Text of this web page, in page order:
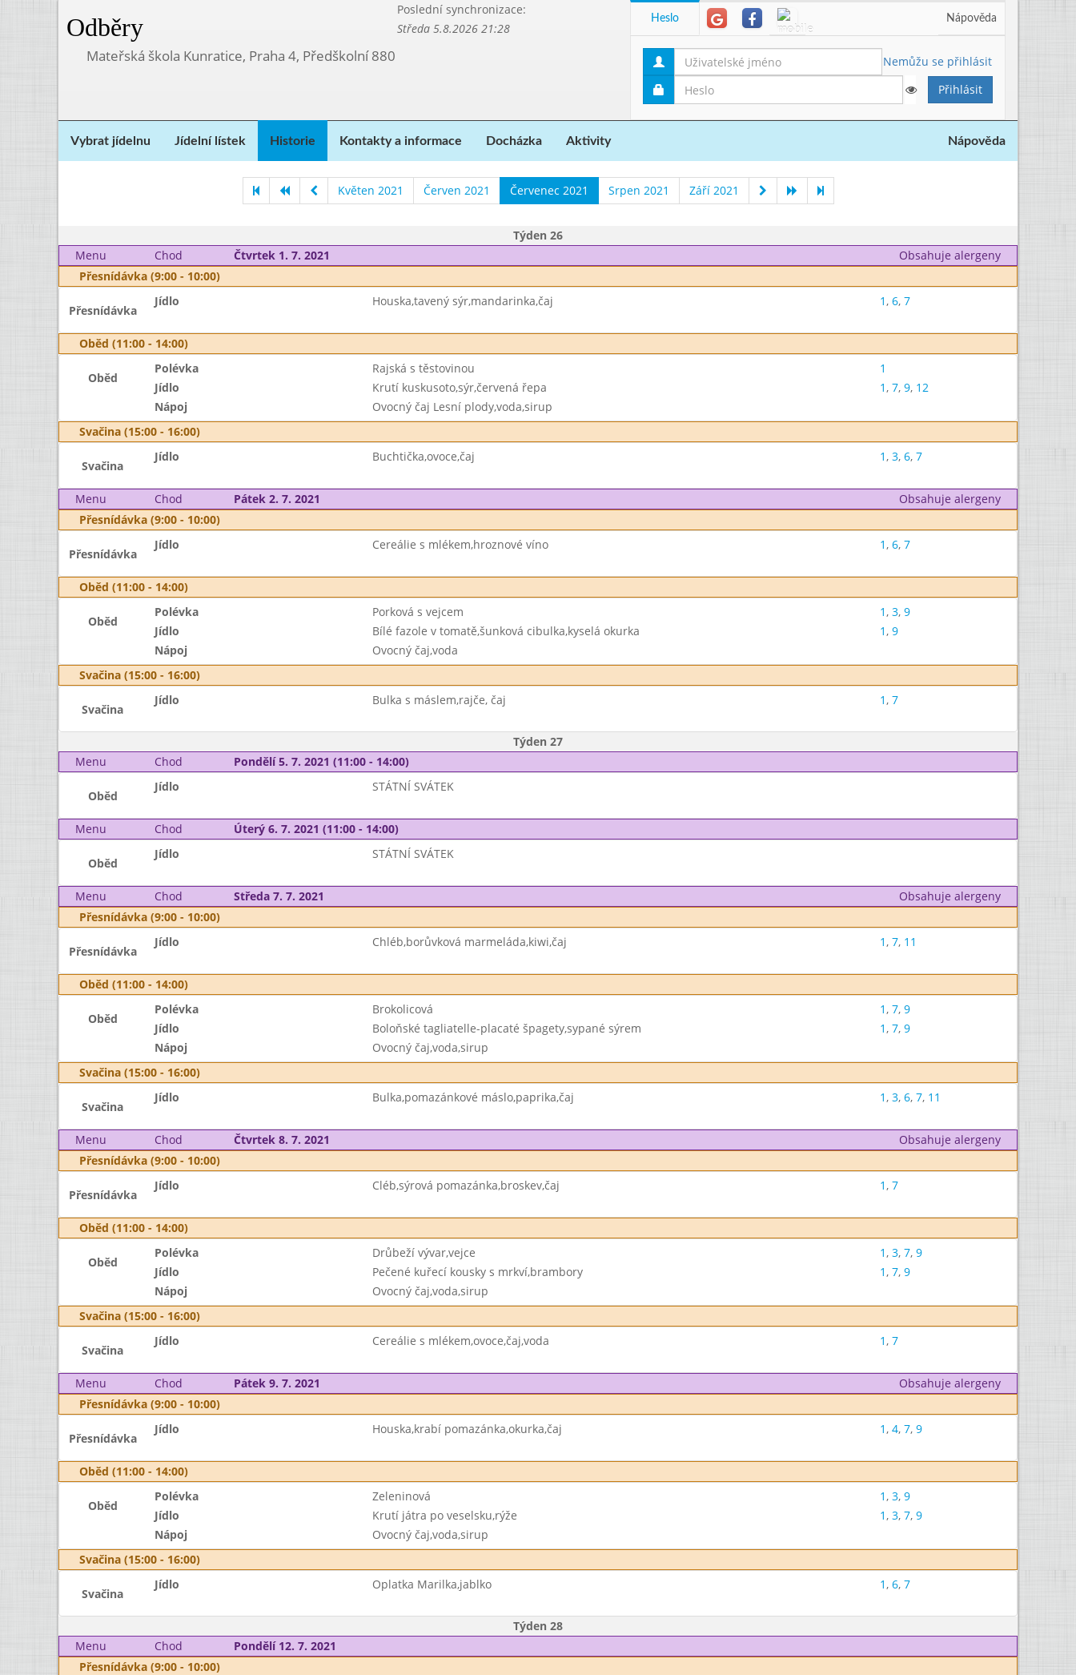
Odběry
Poslední synchronizace:
Středa 5.8.2026 21:28
Mateřská škola Kunratice, Praha 4, Předškolní 880
Heslo Nápověda
Nemůžu se přihlásit
Vybrat jídelnu Jídelní lístek Historie Kontakty a informace Docházka Aktivity Nápověda
Květen 2021 Červen 2021 Červenec 2021 Srpen 2021 Září 2021
Týden 26
Menu
Chod Čtvrtek 1. 7. 2021
Obsahuje alergeny
Přesnídávka (9:00 - 10:00)
Přesnídávka
Jídlo Houska,tavený sýr,mandarinka,čaj 1, 6, 7
Oběd (11:00 - 14:00)
Oběd
Polévka Rajská s těstovinou
1
Jídlo
Krutí kuskusoto,sýr,červená řepa 1, 7, 9, 12
Nápoj
Ovocný čaj Lesní plody,voda,sirup
Svačina (15:00 - 16:00)
Svačina
Jídlo Buchtička,ovoce,čaj 1, 3, 6, 7
Menu Chod Pátek 2. 7. 2021
Obsahuje alergeny
Přesnídávka (9:00 - 10:00)
Přesnídávka
Jídlo Cereálie s mlékem,hroznové víno 1, 6, 7
Oběd (11:00 - 14:00)
Oběd
Polévka Porková s vejcem 1, 3, 9
Jídlo
Bílé fazole v tomatě,šunková cibulka,kyselá okurka 1, 9
Nápoj
Ovocný čaj,voda
Svačina (15:00 - 16:00)
Svačina
Jídlo Bulka s máslem,rajče, čaj 1, 7
Týden 27
Menu
Chod Pondělí 5. 7. 2021 (11:00 - 14:00)
Oběd
Jídlo STÁTNÍ SVÁTEK
Menu Chod Úterý 6. 7. 2021 (11:00 - 14:00)
Oběd
Jídlo STÁTNÍ SVÁTEK
Menu Chod Středa 7. 7. 2021
Obsahuje alergeny
Přesnídávka (9:00 - 10:00)
Přesnídávka
Jídlo Chléb,borůvková marmeláda,kiwi,čaj 1, 7, 11
Oběd (11:00 - 14:00)
Oběd
Polévka Brokolicová 1, 7, 9
Jídlo
Boloňské tagliatelle-placaté špagety,sypané sýrem 1, 7, 9
Nápoj
Ovocný čaj,voda,sirup
Svačina (15:00 - 16:00)
Svačina
Jídlo Bulka,pomazánkové máslo,paprika,čaj 1, 3, 6, 7, 11
Menu Chod Čtvrtek 8. 7. 2021
Obsahuje alergeny
Přesnídávka (9:00 - 10:00)
Přesnídávka
Jídlo Cléb,sýrová pomazánka,broskev,čaj 1, 7
Oběd (11:00 - 14:00)
Oběd
Polévka Drůbeží vývar,vejce 1, 3, 7, 9
Jídlo
Pečené kuřecí kousky s mrkví,brambory 1, 7, 9
Nápoj
Ovocný čaj,voda,sirup
Svačina (15:00 - 16:00)
Svačina
Jídlo Cereálie s mlékem,ovoce,čaj,voda 1, 7
Menu Chod Pátek 9. 7. 2021
Obsahuje alergeny
Přesnídávka (9:00 - 10:00)
Přesnídávka
Jídlo Houska,krabí pomazánka,okurka,čaj 1, 4, 7, 9
Oběd (11:00 - 14:00)
Oběd
Polévka Zeleninová 1, 3, 9
Jídlo
Krutí játra po veselsku,rýže 1, 3, 7, 9
Nápoj
Ovocný čaj,voda,sirup
Svačina (15:00 - 16:00)
Svačina
Jídlo Oplatka Marilka,jablko 1, 6, 7
Týden 28
Menu
Chod
Pondělí 12. 7. 2021
Přesnídávka (9:00 - 10:00)